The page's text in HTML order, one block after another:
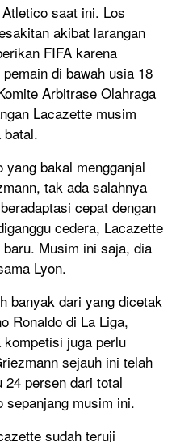
saat ini. Los
akibat larangan
FIFA karena
di bawah usia 18
Arbitrase Olahraga
Lacazette musim
batal.
bakal mengganjal
tak ada salahnya
cepat dengan
cedera, Lacazette
Musim ini saja, dia
Lyon.
banyak dari yang dicetak
Ronaldo di La Liga,
juga perlu
sejauh ini telah
24 persen dari total
musim ini.
sudah teruji